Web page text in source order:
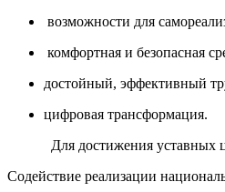
возможности для
комфортная и безопасная
достойный, эффективный
цифровая трансформация.
Для достижения уставных
Содействие реализации